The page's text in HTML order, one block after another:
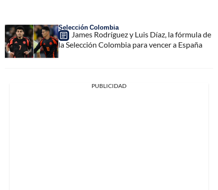
Selección Colombia
James Rodríguez y Luis Díaz, la fórmula de
la Selección Colombia para vencer a España
PUBLICIDAD